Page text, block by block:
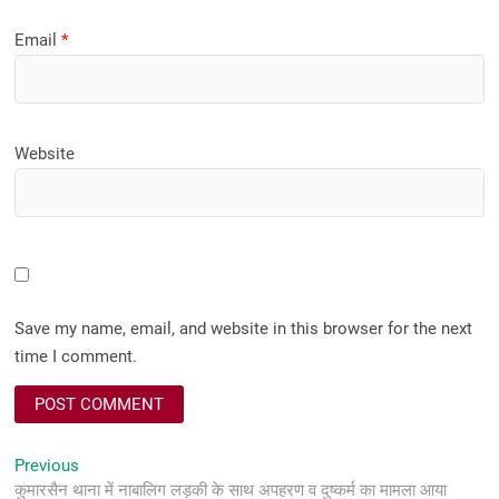
Email*
Website
Save my name, email, and website in this browser for the next
time I comment.
Post
Previous
post:
कुमारसैन थाना में नाबालिग लड़की के साथ अपहरण व दुष्कर्म का मामला आया